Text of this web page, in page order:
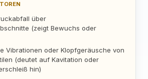
über
(zeigt Bewuchs oder
Vibrationen oder Klopfgeräusche von
(deutet auf Kavitation oder
hin)